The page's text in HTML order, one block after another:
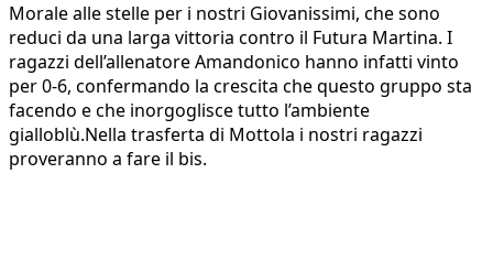
Morale alle stelle per i nostri Giovanissimi, che sono
reduci da una larga vittoria contro il Futura Martina. I
ragazzi dell’allenatore Amandonico hanno infatti vinto
per 0-6, confermando la crescita che questo gruppo sta
facendo e che inorgoglisce tutto l’ambiente
gialloblù.Nella trasferta di Mottola i nostri ragazzi
proveranno a fare il bis.